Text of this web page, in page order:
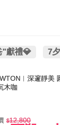
"獻禮💎 7
深邃靜美
木咖
12,800